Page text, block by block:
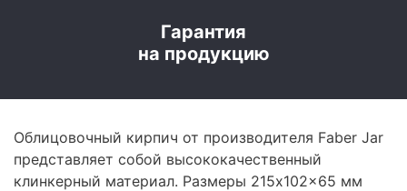
Гарантия
на продукцию
Облицовочный кирпич от производителя Faber Jar
представляет собой высококачественный
клинкерный материал. Размеры 215x102x65 мм